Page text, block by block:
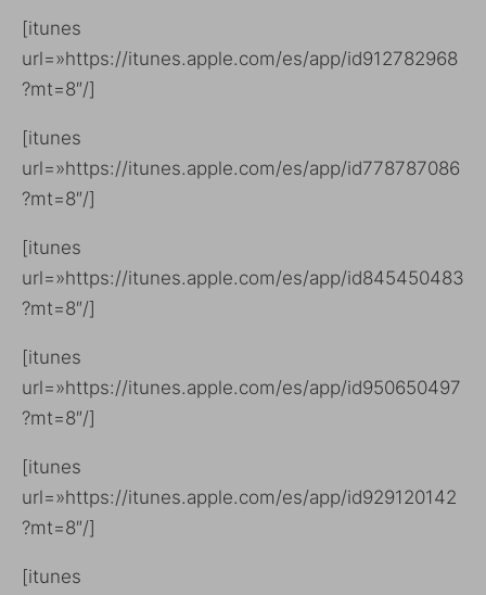
[itunes
url=»https://itunes.apple.com/es/app/id912782968
?mt=8″/]
[itunes
url=»https://itunes.apple.com/es/app/id778787086
?mt=8″/]
[itunes
url=»https://itunes.apple.com/es/app/id845450483
?mt=8″/]
[itunes
url=»https://itunes.apple.com/es/app/id950650497
?mt=8″/]
[itunes
url=»https://itunes.apple.com/es/app/id929120142
?mt=8″/]
[itunes